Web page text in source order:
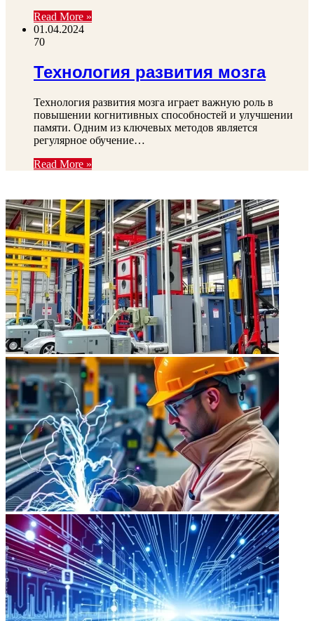
Read More »
01.04.2024
70
Технология развития мозга
Технология развития мозга играет важную роль в
повышении когнитивных способностей и улучшении
памяти. Одним из ключевых методов является
регулярное обучение…
Read More »